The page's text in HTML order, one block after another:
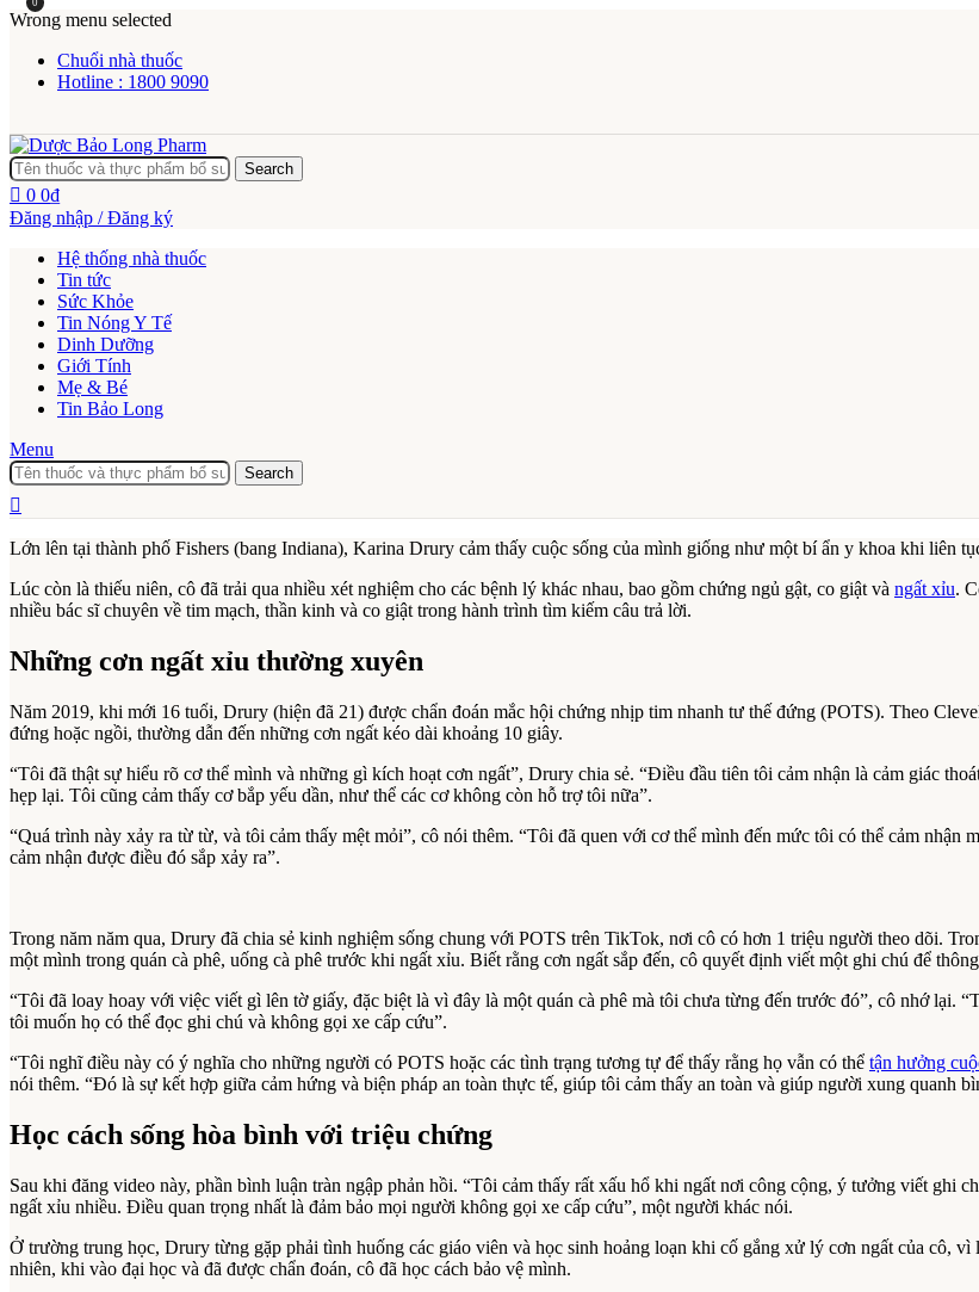
Wrong menu selected
Chuổi nhà thuốc
Hotline : 1800 9090
Search
0 0₫
Đăng nhập / Đăng ký
Hệ thống nhà thuốc
Tin tức
Sức Khỏe
Tin Nóng Y Tế
Dinh Dưỡng
Giới Tính
Mẹ & Bé
Tin Bảo Long
Menu
Search
Lớn lên tại thành phố Fishers (bang Indiana), Karina Drury cảm thấy cuộc sống của mình giống như một bí ẩn y khoa khi liên
Lúc còn là thiếu niên, cô đã trải qua nhiều xét nghiệm cho các bệnh lý khác nhau, bao gồm chứng ngủ gật, co giật và ngất xỉu.
nhiều bác sĩ chuyên về tim mạch, thần kinh và co giật trong hành trình tìm kiếm câu trả lời.
Những cơn ngất xỉu thường xuyên
Năm 2019, khi mới 16 tuổi, Drury (hiện đã 21) được chẩn đoán mắc hội chứng nhịp tim nhanh tư thế đứng (POTS). Theo
đứng hoặc ngồi, thường dẫn đến những cơn ngất kéo dài khoảng 10 giây.
“Tôi đã thật sự hiểu rõ cơ thể mình và những gì kích hoạt cơn ngất”, Drury chia sẻ. “Điều đầu tiên tôi cảm nhận là cảm giác
hẹp lại. Tôi cũng cảm thấy cơ bắp yếu dần, như thể các cơ không còn hỗ trợ tôi nữa”.
“Quá trình này xảy ra từ từ, và tôi cảm thấy mệt mỏi”, cô nói thêm. “Tôi đã quen với cơ thể mình đến mức tôi có thể cảm nhận
cảm nhận được điều đó sắp xảy ra”.
Trong năm năm qua, Drury đã chia sẻ kinh nghiệm sống chung với POTS trên TikTok, nơi cô có hơn 1 triệu người theo dõi.
một mình trong quán cà phê, uống cà phê trước khi ngất xỉu. Biết rằng cơn ngất sắp đến, cô quyết định viết một ghi chú để
“Tôi đã loay hoay với việc viết gì lên tờ giấy, đặc biệt là vì đây là một quán cà phê mà tôi chưa từng đến trước đó”, cô nhớ lại.
tôi muốn họ có thể đọc ghi chú và không gọi xe cấp cứu”.
“Tôi nghĩ điều này có ý nghĩa cho những người có POTS hoặc các tình trạng tương tự để thấy rằng họ vẫn có thể tận hưởng
nói thêm. “Đó là sự kết hợp giữa cảm hứng và biện pháp an toàn thực tế, giúp tôi cảm thấy an toàn và giúp người xung quanh
Học cách sống hòa bình với triệu chứng
Sau khi đăng video này, phần bình luận tràn ngập phản hồi. “Tôi cảm thấy rất xấu hổ khi ngất nơi công cộng, ý tưởng viết ghi
ngất xỉu nhiều. Điều quan trọng nhất là đảm bảo mọi người không gọi xe cấp cứu”, một người khác nói.
Ở trường trung học, Drury từng gặp phải tình huống các giáo viên và học sinh hoảng loạn khi cố gắng xử lý cơn ngất của cô,
nhiên, khi vào đại học và đã được chẩn đoán, cô đã học cách bảo vệ mình.
0